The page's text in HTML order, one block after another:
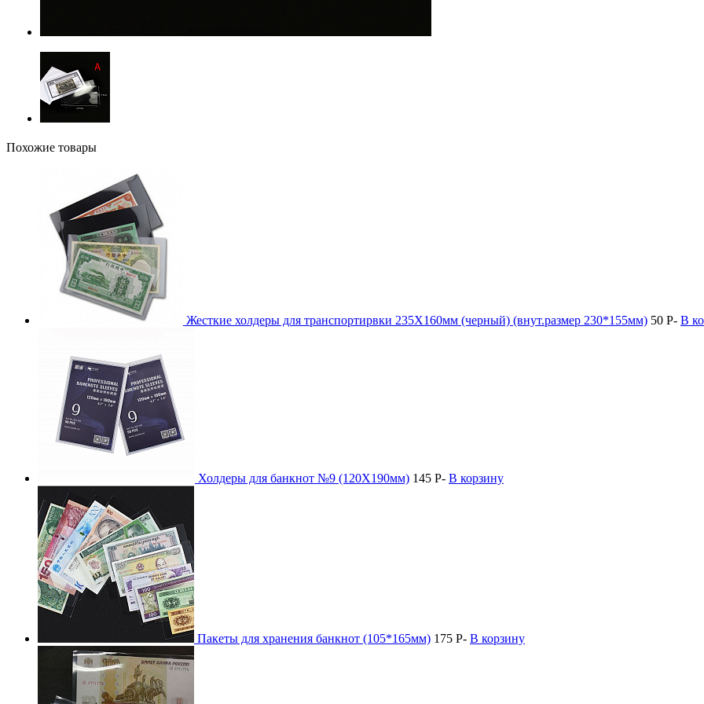
Похожие товары
Жесткие холдеры для транспортирвки 235X160мм (черный) (внут.размер 230*155мм) 50 P- В
Холдеры для банкнот №9 (120X190мм) 145 P- В корзину
Пакеты для хранения банкнот (105*165мм) 175 P- В корзину